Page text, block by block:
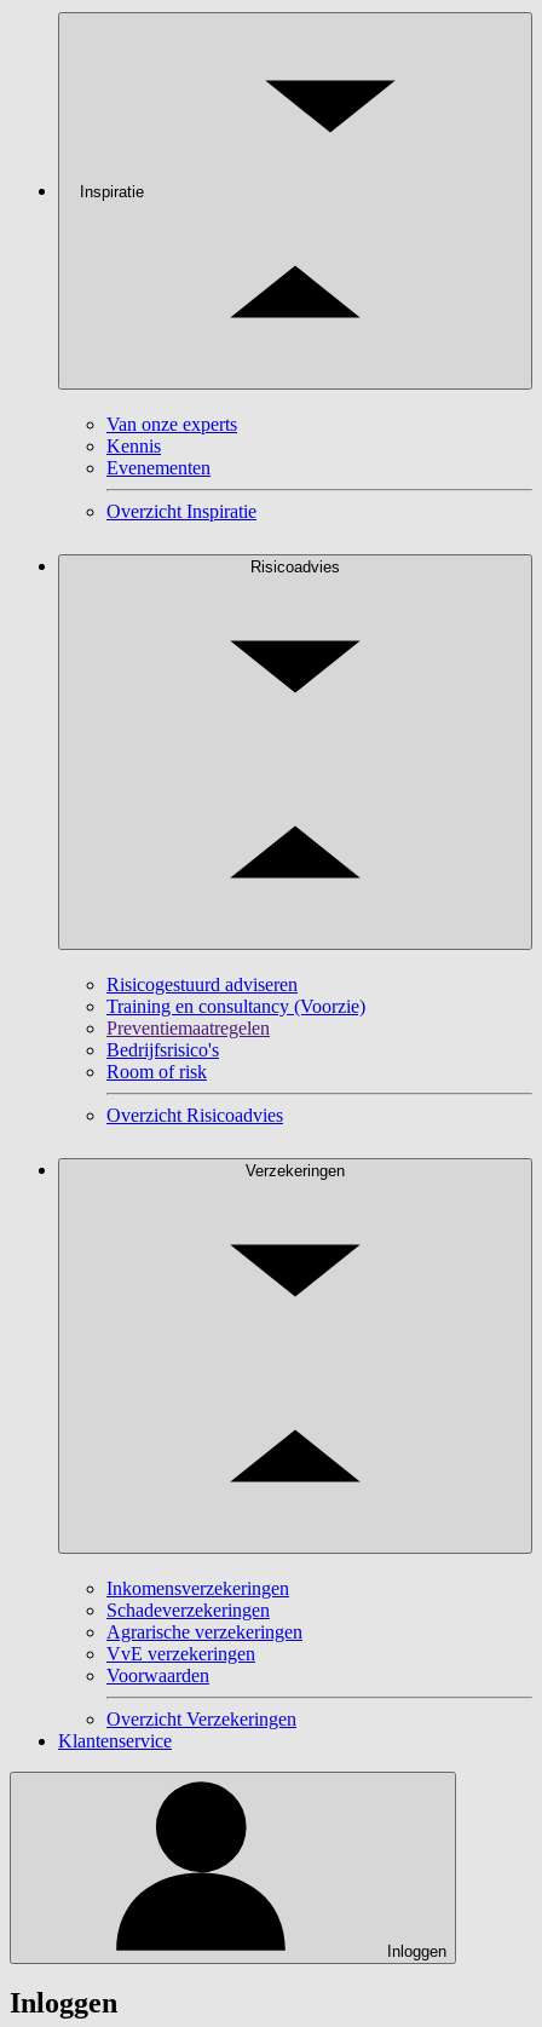
Inspiratie
Van onze experts
Kennis
Evenementen
Overzicht Inspiratie
Risicoadvies
Risicogestuurd adviseren
Training en consultancy (Voorzie)
Preventiemaatregelen
Bedrijfsrisico's
Room of risk
Overzicht Risicoadvies
Verzekeringen
Inkomensverzekeringen
Schadeverzekeringen
Agrarische verzekeringen
VvE verzekeringen
Voorwaarden
Overzicht Verzekeringen
Klantenservice
Inloggen
Inloggen